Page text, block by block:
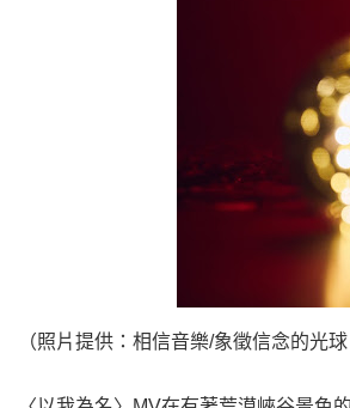
（照片提供：相信音樂/象徵信念的光